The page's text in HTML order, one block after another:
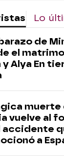
Lo
de
el
y Alya En
muerte
vuelve al
accidente
a